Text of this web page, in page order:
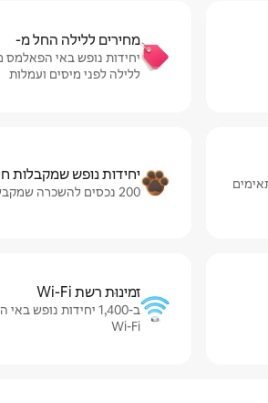
מחירים ללילה החל מ-
ללילה לפני מיסים ועמלות
יחידות נופש שמקבלות
200 נכסים להשכרה שמקבלים חיות מחמד
זמינוּת רשת Wi-Fi
ב-1,400 יחידות
Wi-Fi